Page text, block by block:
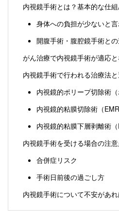
内視鏡手術とは？基本的な仕
身体への負担が少ないと
開腹手術・腹腔鏡手術と
がん治療で内視鏡手術が適応
内視鏡手術で行われる治療法
内視鏡的ポリープ切除術（
内視鏡的粘膜切除術（EMR
内視鏡的粘膜下層剥離術（
内視鏡手術を受ける場合の注
合併症リスク
手術日前後の過ごし方
内視鏡手術について不安があ